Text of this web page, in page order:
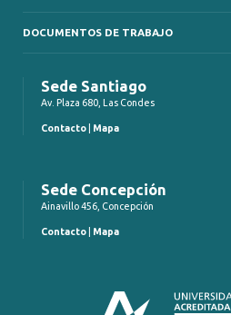
DOCUMENTOS DE TRABAJO
Sede Santiago
Av. Plaza 680, Las Condes
Contacto Mapa
Sede Concepción
Ainavillo 456, Concepción
Contacto Mapa